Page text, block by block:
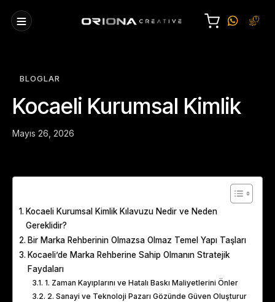
BLOGLAR
Kocaeli Kurumsal Kimlik
Mayıs 26, 2026
Kocaeli Kurumsal Kimlik Kılavuzu Nedir ve Neden
Gereklidir?
Bir Marka Rehberinin Olmazsa Olmaz Temel Yapı Taşları
Kocaeli’de Marka Rehberine Sahip Olmanın Stratejik
Faydaları
1. Zaman Kayıplarını ve Hatalı Baskı Maliyetlerini Önler
2. Sanayi ve Teknoloji Pazarı Gözünde Güven Oluşturur